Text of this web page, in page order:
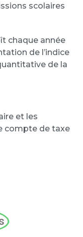
scolaires
chaque année
de l’indice
de la
et les
compte de taxe